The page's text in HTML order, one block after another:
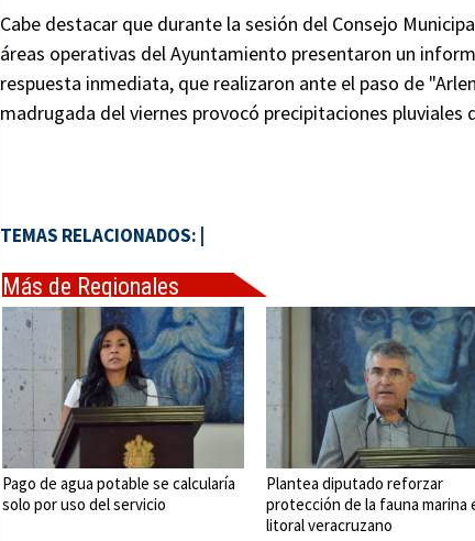
Cabe destacar que durante la sesión del Consejo
áreas operativas del Ayuntamiento presentaron un
respuesta inmediata, que realizaron ante el paso de
madrugada del viernes provocó precipitaciones pluviales
TEMAS RELACIONADOS:
Más de Regionales
Pago de agua potable se calcularía
solo por uso del servicio
Plantea diputado reforzar
protección de la fauna marina
litoral veracruzano